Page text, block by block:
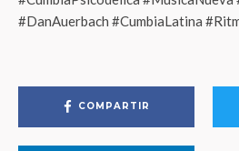
#DanAuerbach #CumbiaLatina
COMPARTIR